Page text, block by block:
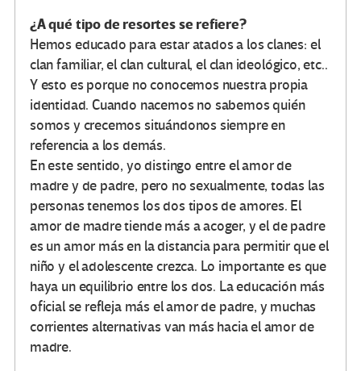
¿A qué tipo de resortes se refiere?
Hemos educado para estar atados a los clanes: el
clan familiar, el clan cultural, el clan ideológico, etc..
Y esto es porque no conocemos nuestra propia
identidad. Cuando nacemos no sabemos quién
somos y crecemos situándonos siempre en
referencia a los demás.
En este sentido, yo distingo entre el amor de
madre y de padre, pero no sexualmente, todas las
personas tenemos los dos tipos de amores. El
amor de madre tiende más a acoger, y el de padre
es un amor más en la distancia para permitir que el
niño y el adolescente crezca. Lo importante es que
haya un equilibrio entre los dos. La educación más
oficial se refleja más el amor de padre, y muchas
corrientes alternativas van más hacia el amor de
madre.